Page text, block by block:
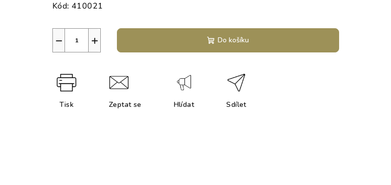
Kód: 410021
+
− Do košíku
Tisk Zeptat se Hlídat Sdílet